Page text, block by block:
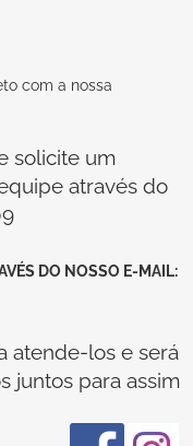
solicite um
através do
DO NOSSO E-MAIL:
atende-los e será
juntos para assim